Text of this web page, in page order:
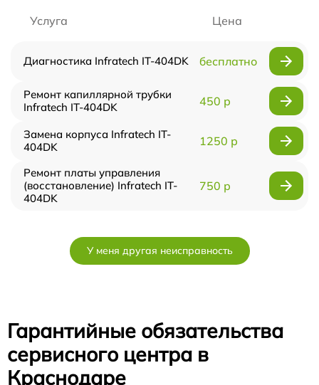
Услуга Цена
Диагностика Infratech IT-404DK бесплатно
Ремонт капиллярной трубки
Infratech IT-404DK
450 р
Замена корпуса Infratech IT-
404DK
1250 р
Ремонт платы управления
(восстановление) Infratech IT-
404DK
750 р
У меня другая неисправность
Гарантийные обязательства
сервисного центра в
Краснодаре